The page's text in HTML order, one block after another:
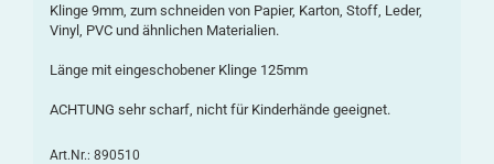
Klinge 9mm, zum schneiden von Papier, Karton, Stoff, Leder,
Vinyl, PVC und ähnlichen Materialien.
Länge mit eingeschobener Klinge 125mm
ACHTUNG sehr scharf, nicht für Kinderhände geeignet.
Art.Nr.: 890510